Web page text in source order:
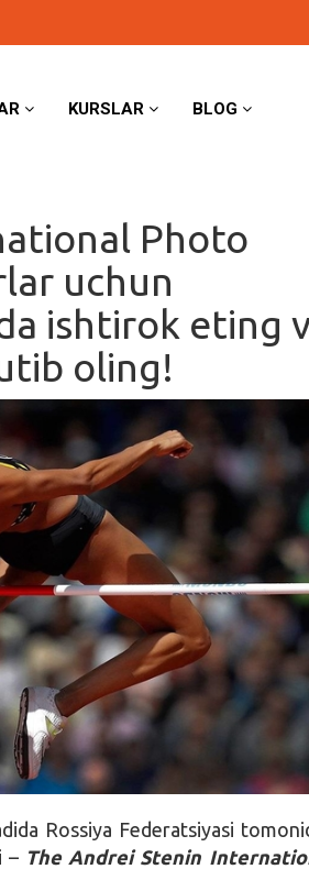
KURSLAR BLOG
Photo
uchun
ishtirok eting
oling!
Rossiya Federatsiyasi
– The Andrei Stenin